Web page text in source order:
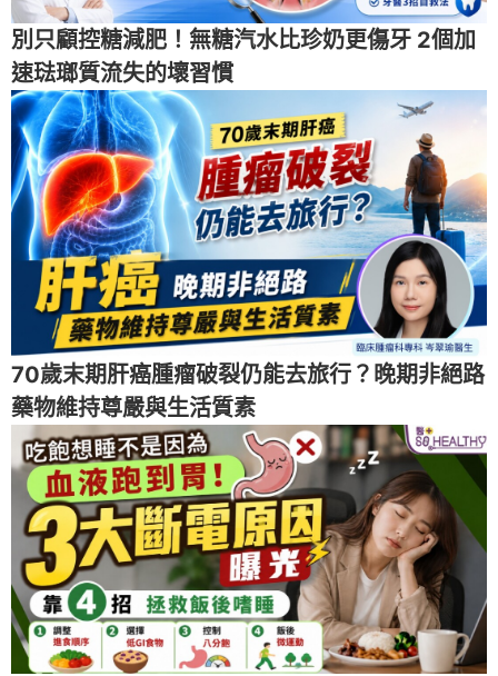
別只顧控糖減肥！無糖汽水比珍奶更傷牙 2個加
速琺瑯質流失的壞習慣
70歲末期肝癌腫瘤破裂仍能去旅行？晚期非絕路
藥物維持尊嚴與生活質素